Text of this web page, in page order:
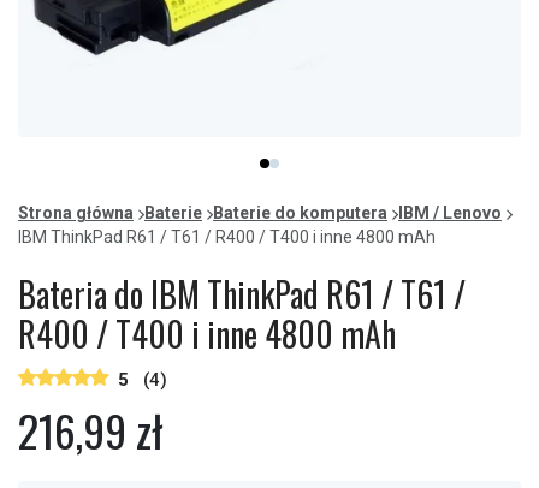
item
0
item
1
of
2
Strona główna Baterie Baterie do komputera
IBM / Lenovo
IBM ThinkPad R61 / T61 / R400 / T400 i inne 4800 mAh
Bateria do IBM ThinkPad R61 / T61 /
R400 / T400 i inne 4800 mAh
5 (4)
216,99 zł